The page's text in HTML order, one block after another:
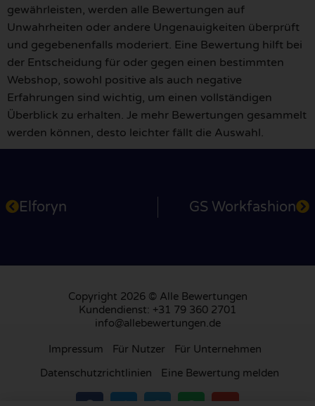
gewährleisten, werden alle Bewertungen auf
Unwahrheiten oder andere Ungenauigkeiten überprüft
und gegebenenfalls moderiert. Eine Bewertung hilft bei
der Entscheidung für oder gegen einen bestimmten
Webshop, sowohl positive als auch negative
Erfahrungen sind wichtig, um einen vollständigen
Überblick zu erhalten. Je mehr Bewertungen gesammelt
werden können, desto leichter fällt die Auswahl.
Elforyn GS Workfashion
Copyright 2026 © Alle Bewertungen
Kundendienst: +31 79 360 2701
info@allebewertungen.de
Impressum Für Nutzer
Für Unternehmen
Datenschutzrichtlinien
Eine Bewertung melden